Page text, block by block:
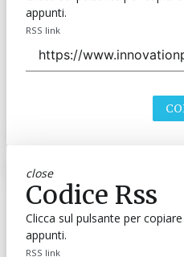
appunti.
RSS link
close
Codice Rss
Clicca sul pulsante per copiare
appunti.
RSS link